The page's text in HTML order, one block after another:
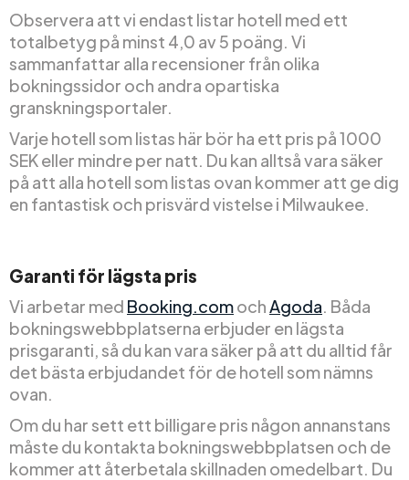
Observera att vi endast listar hotell med ett
totalbetyg på minst 4,0 av 5 poäng. Vi
sammanfattar alla recensioner från olika
bokningssidor och andra opartiska
granskningsportaler.
Varje hotell som listas här bör ha ett pris på 1000
SEK eller mindre per natt. Du kan alltså vara säker
på att alla hotell som listas ovan kommer att ge dig
en fantastisk och prisvärd vistelse i Milwaukee.
Garanti för lägsta pris
Vi arbetar med Booking.comochAgoda. Båda
bokningswebbplatserna erbjuder en lägsta
prisgaranti, så du kan vara säker på att du alltid får
det bästa erbjudandet för de hotell som nämns
ovan.
Om du har sett ett billigare pris någon annanstans
måste du kontakta bokningswebbplatsen och de
kommer att återbetala skillnaden omedelbart. Du